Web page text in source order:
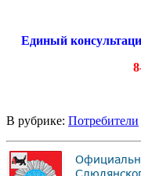
Единый
В рубрике: Потребители